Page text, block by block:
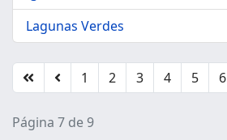
Lagunas Verdes
1 2 3 4 5 6
Página 7 de 9